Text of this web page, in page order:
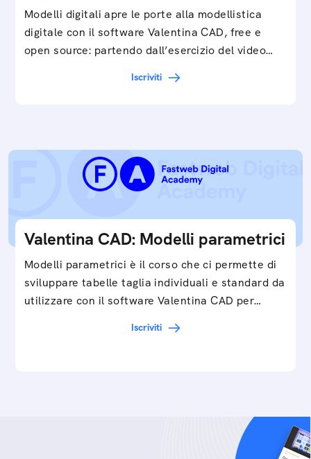
Modelli digitali apre le porte alla modellistica
digitale con il software Valentina CAD, free e
open source: partendo dall’esercizio del video…
Iscriviti
Valentina CAD: Modelli parametrici
Modelli parametrici è il corso che ci permette di
sviluppare tabelle taglia individuali e standard da
utilizzare con il software Valentina CAD per…
Iscriviti